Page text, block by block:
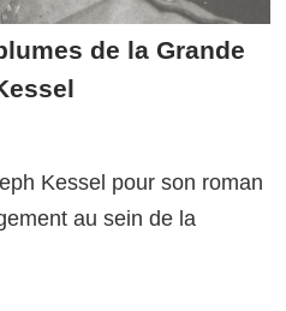
de la Grande
Kessel pour son roman
au sein de la